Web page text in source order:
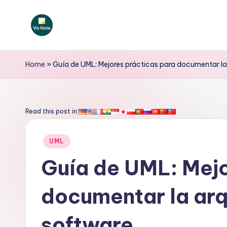
V
iz
o
Home »Guía de UML: Mejores prácticas para documentar
Read this post in:
Publicado
UML
Guía de UML:
documentar la